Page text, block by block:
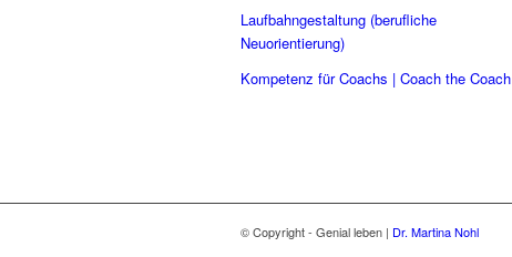
Laufbahngestaltung (berufliche
Neuorientierung)
Kompetenz für Coachs | Coach the Coach
© Copyright - Genial leben | Dr. Martina Nohl